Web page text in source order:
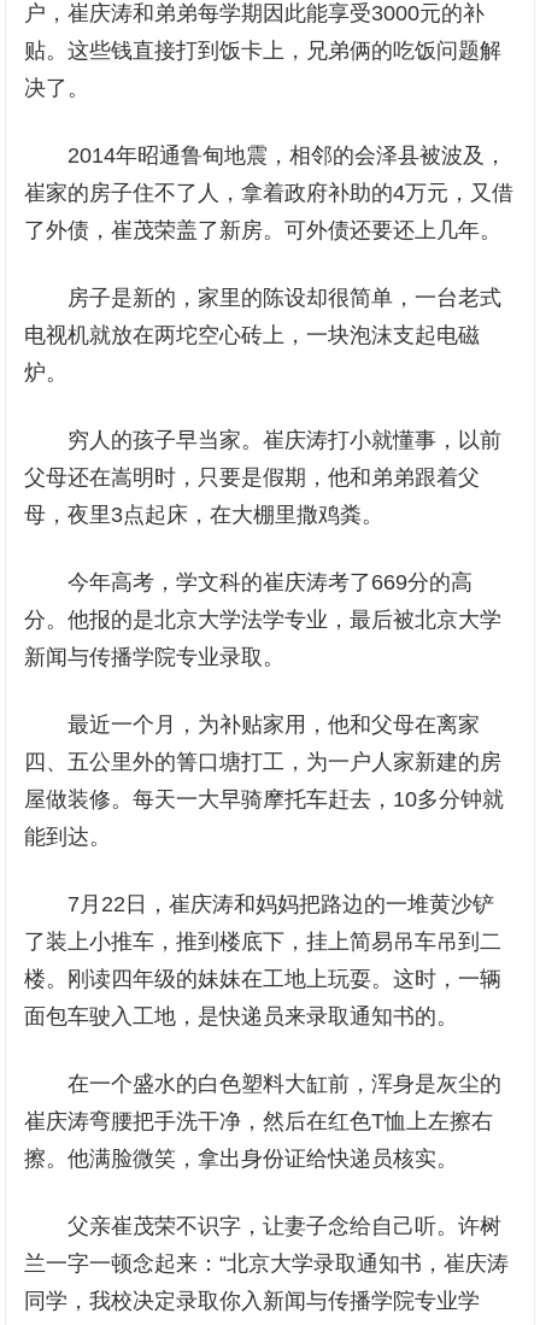
户，崔庆涛和弟弟每学期因此能享受3000元的补
贴。这些钱直接打到饭卡上，兄弟俩的吃饭问题解
决了。
2014年昭通鲁甸地震，相邻的会泽县被波及，
崔家的房子住不了人，拿着政府补助的4万元，又借
了外债，崔茂荣盖了新房。可外债还要还上几年。
房子是新的，家里的陈设却很简单，一台老式
电视机就放在两坨空心砖上，一块泡沫支起电磁
炉。
穷人的孩子早当家。崔庆涛打小就懂事，以前
父母还在嵩明时，只要是假期，他和弟弟跟着父
母，夜里3点起床，在大棚里撒鸡粪。
今年高考，学文科的崔庆涛考了669分的高
分。他报的是北京大学法学专业，最后被北京大学
新闻与传播学院专业录取。
最近一个月，为补贴家用，他和父母在离家
四、五公里外的箐口塘打工，为一户人家新建的房
屋做装修。每天一大早骑摩托车赶去，10多分钟就
能到达。
7月22日，崔庆涛和妈妈把路边的一堆黄沙铲
了装上小推车，推到楼底下，挂上简易吊车吊到二
楼。刚读四年级的妹妹在工地上玩耍。这时，一辆
面包车驶入工地，是快递员来录取通知书的。
在一个盛水的白色塑料大缸前，浑身是灰尘的
崔庆涛弯腰把手洗干净，然后在红色T恤上左擦右
擦。他满脸微笑，拿出身份证给快递员核实。
父亲崔茂荣不识字，让妻子念给自己听。许树
兰一字一顿念起来：“北京大学录取通知书，崔庆涛
同学，我校决定录取你入新闻与传播学院专业学